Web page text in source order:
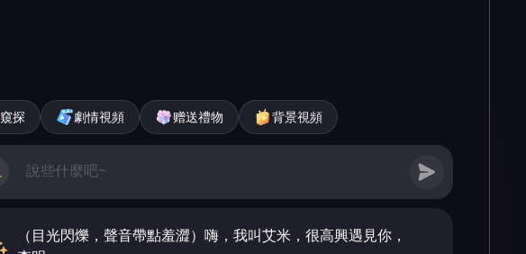
窺探 劇情視頻 赠送禮物 背景視頻
（目光閃爍，聲音帶點羞澀）嗨，我叫艾米，很高興遇見你，